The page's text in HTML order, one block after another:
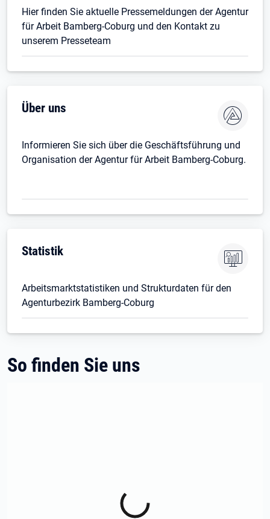
Hier finden Sie aktuelle Pressemeldungen der Agentur
für Arbeit Bamberg-Coburg und den Kontakt zu
unserem Presseteam
Über uns
Informieren Sie sich über die Geschäftsführung und
Organisation der Agentur für Arbeit Bamberg-Coburg.
Statistik
Arbeitsmarktstatistiken und Strukturdaten für den
Agenturbezirk Bamberg-Coburg
So finden Sie uns